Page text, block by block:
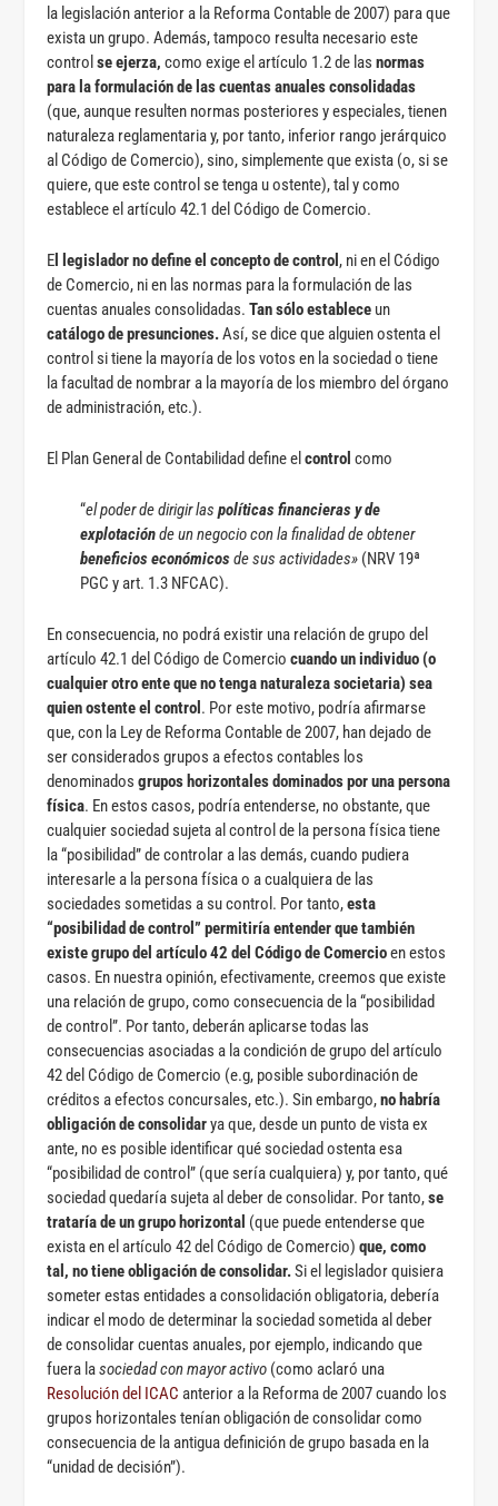
la legislación anterior a la Reforma Contable de 2007) para que
exista un grupo. Además, tampoco resulta necesario este
control se ejerza, como exige el artículo 1.2 de lasnormas
para la formulación de las cuentas anuales consolidadas
(que, aunque resulten normas posteriores y especiales, tienen
naturaleza reglamentaria y, por tanto, inferior rango jerárquico
al Código de Comercio), sino, simplemente que exista (o, si se
quiere, que este control se tenga u ostente), tal y como
establece el artículo 42.1 del Código de Comercio.
E l legislador no define el concepto de control , ni en el Código
de Comercio, ni en las normas para la formulación de las
cuentas anuales consolidadas.Tan sólo establece un
catálogo de presunciones.Así, se dice que alguien ostenta el
control si tiene la mayoría de los votos en la sociedad o tiene
la facultad de nombrar a la mayoría de los miembro del órgano
de administración, etc.).
El Plan General de Contabilidad define elcontrol como
“elpoder de dirigir laspolíticas financieras y de
explotaciónde un negocio con la finalidad de obtener
beneficios económicosde sus actividades» (NRV 19ª
PGC y art. 1.3 NFCAC).
En consecuencia, no podrá existir una relación de grupo del
artículo 42.1 del Código de Comerciocuando un individuo (o
cualquier otro ente que no tenga naturaleza societaria) sea
quien ostente el control . Por este motivo, podría afirmarse
que, con la Ley de Reforma Contable de 2007, han dejado de
ser considerados grupos a efectos contables los
denominadosgrupos horizontales dominados por una persona
física. En estos casos, podría entenderse, no obstante, que
cualquier sociedad sujeta al control de la persona física tiene
la “posibilidad” de controlar a las demás, cuando pudiera
interesarle a la persona física o a cualquiera de las
sociedades sometidas a su control. Por tanto,esta
“posibilidad de control” permitiría entender que también
existe grupo del artículo 42 del Código de Comercioen estos
casos. En nuestra opinión, efectivamente, creemos que existe
una relación de grupo, como consecuencia de la “posibilidad
de control”. Por tanto, deberán aplicarse todas las
consecuencias asociadas a la condición de grupo del artículo
42 del Código de Comercio (e.g, posible subordinación de
créditos a efectos concursales, etc.). Sin embargo,no habría
obligación de consolidarya que, desde un punto de vista ex
ante, no es posible identificar qué sociedad ostenta esa
“posibilidad de control” (que sería cualquiera) y, por tanto, qué
sociedad quedaría sujeta al deber de consolidar. Por tanto,se
trataría de un grupo horizontal (que puede entenderse que
exista en el artículo 42 del Código de Comercio)que, como
tal, no tiene obligación de consolidar.Si el legislador quisiera
someter estas entidades a consolidación obligatoria, debería
indicar el modo de determinar la sociedad sometida al deber
de consolidar cuentas anuales, por ejemplo, indicando que
fuera lasociedad con mayor activo (como aclaró una
Resolución del ICAC anterior a la Reforma de 2007 cuando los
grupos horizontales tenían obligación de consolidar como
consecuencia de la antigua definición de grupo basada en la
“unidad de decisión”).